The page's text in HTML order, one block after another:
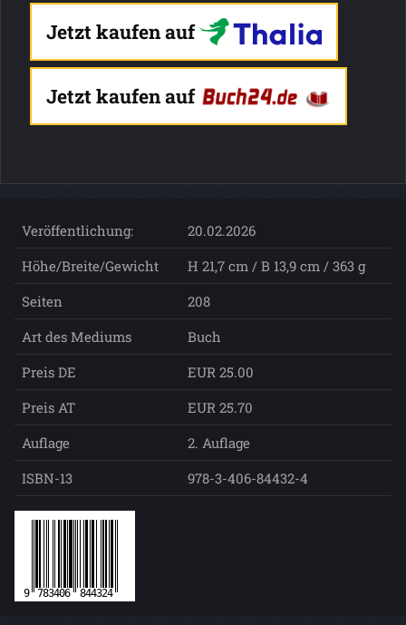
Jetzt kaufen auf
Jetzt kaufen auf
Veröffentlichung:
20.02.2026
Höhe/Breite/Gewicht
H 21,7 cm / B 13,9 cm / 363 g
Seiten
208
Art des Mediums
Buch
Preis DE
EUR 25.00
Preis AT
EUR 25.70
Auflage
2. Auflage
ISBN-13
978-3-406-84432-4